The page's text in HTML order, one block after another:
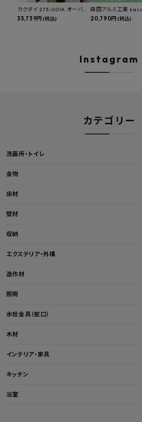
カクダイ 273-001A オーバー
カウンタースロップシンク 選
35,739円 (税込)
森田アルミ工業 kacu
け物干し E型 サイズ
20,790円 (税込)
Instagram
カテゴリー
洗面所・トイレ
金物
床材
壁材
収納
エクステリア・外構
造作材
照明
水栓金具（蛇口）
木材
インテリア・家具
キッチン
浴室